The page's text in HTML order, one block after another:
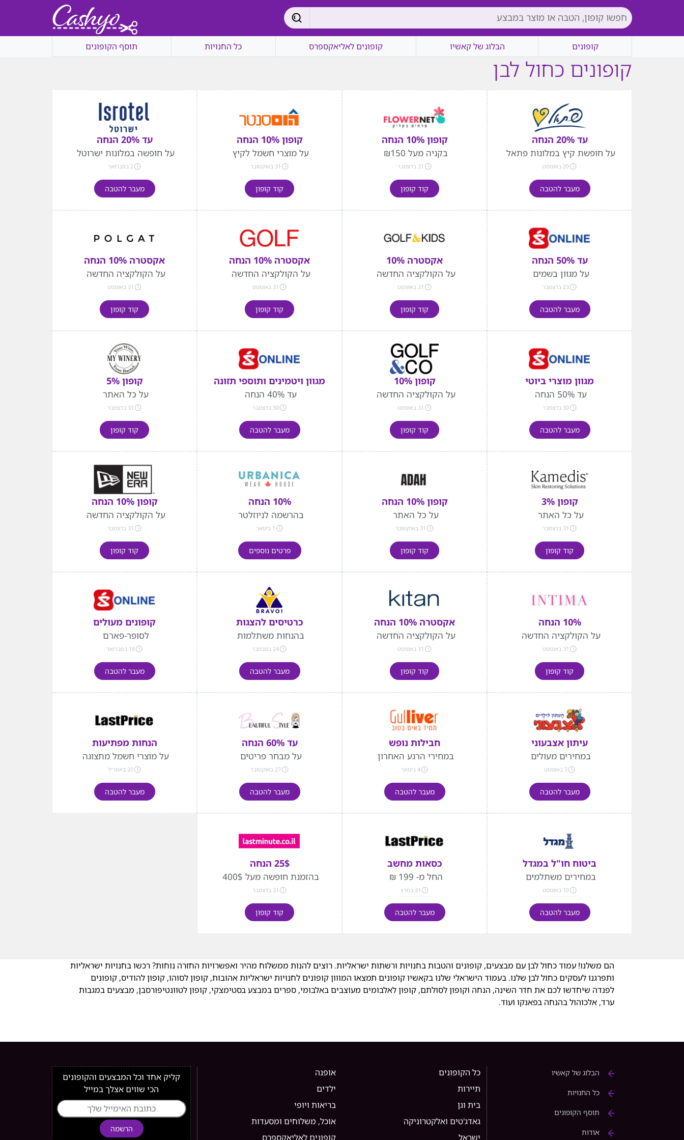
קופונים הבלוג של קאשיו קופונים לאליאקספרס כל החנויות תוסף הקופונים
קופונים כחול לבן
עד 20% הנחה
על חופשת קיץ במלונות פתאל
20 באוגוסט
מעבר להטבה
קופון 10% הנחה
בקניה מעל ₪150
31 בדצמבר
קוד קופון
קופון 10% הנחה
על מוצרי חשמל לקיץ
31 באוקטובר
קוד קופון
עד 20% הנחה
על חופשה במלונות ישרוטל
2 בפברואר
מעבר להטבה
עד 50% הנחה
על מגוון בשמים
23 בדצמבר
מעבר להטבה
אקסטרה 10%
על הקולקציה החדשה
31 באוגוסט
קוד קופון
אקסטרה 10% הנחה
על הקולקציה החדשה
31 באוגוסט
קוד קופון
אקסטרה 10% הנחה
על הקולקציה החדשה
31 באוגוסט
קוד קופון
מגוון מוצרי ביוטי
עד 50% הנחה
30 בדצמבר
מעבר להטבה
קופון 10%
על הקולקציה החדשה
31 באוגוסט
קוד קופון
מגוון ויטמינים ותוספי תזונה
עד 40% הנחה
30 בדצמבר
מעבר להטבה
קופון 5%
על כל האתר
31 בדצמבר
קוד קופון
קופון 3%
על כל האתר
31 בדצמבר
קוד קופון
קופון 10% הנחה
על כל האתר
31 באוקטובר
קוד קופון
10% הנחה
בהרשמה לניוזלטר
1 בינואר
פרטים נוספים
קופון 10% הנחה
על הקולקציה החדשה
31 בדצמבר
קוד קופון
10% הנחה
על הקולקציה החדשה
31 באוגוסט
קוד קופון
אקסטרה 10% הנחה
על הקולקציה החדשה
31 באוגוסט
קוד קופון
כרטיסים להצגות
בהנחות משתלמות
24 בנובמבר
מעבר להטבה
קופונים מעולים
לסופר-פארם
18 בפברואר
מעבר להטבה
עיתון אצבעוני
במחירים מעולים
3 באוגוסט
מעבר להטבה
חבילות נופש
במחירי הרגע האחרון
4 בינואר
מעבר להטבה
עד 60% הנחה
על מבחר פריטים
27 באוקטובר
מעבר להטבה
הנחות מפתיעות
על מוצרי חשמל מתצוגה
20 באפריל
מעבר להטבה
ביטוח חו"ל במגדל
במחירים משתלמים
10 באוגוסט
מעבר להטבה
כסאות מחשב
החל מ- 199 ₪
31 במרץ
מעבר להטבה
25$ הנחה
בהזמנת חופשה מעל 400$
31 בדצמבר
קוד קופון
הם משלנו! עמוד כחול לבן עם מבצעים, קופונים והטבות בחנויות ורשתות ישראליות. רוצים להנות ממשלוח מהיר ואפשרויות החזרה נוחות? רכשו בחנויות ישראליות
ותפרגנו לעסקים כחול לבן שלנו. בעמוד הישראלי שלנו בקאשיו קופונים תמצאו המווון קופונים לחנויות ישראליות אהובות, קופון לסוהו, קופון להודיס, קופונים
לפנדה שיחדשו לכם את חדר השינה, הנחה וקופון לסולתם, קופון לאלבומים מעוצבים באלבומי, ספרים במבצע בסטימצקי, קופון לטוונטיפורסבן, מבצעים במגבות
ערד, אלכוהול בהנחה בפאנקו ועוד.
הבלוג של קאשיו
כל החנויות
תוסף הקופונים
אודות
כל הקופונים
אופנה
תיירות
ילדים
בית וגן
בריאות ויופי
גאדג'טים ואלקטרוניקה
אוכל, משלוחים ומסעדות
ישראל
קופונים לאליאקספרס
קליק אחד וכל המבצעים והקופונים
הכי שווים אצלך במייל
הרשמה